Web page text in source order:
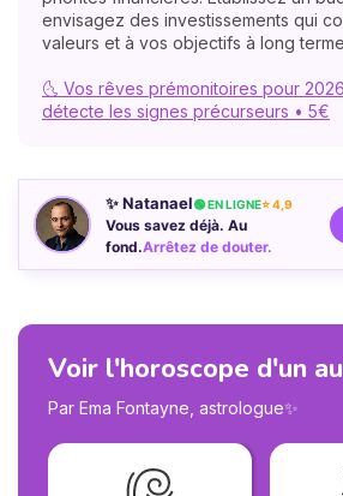
envisagez des investissements qui
valeurs et à vos objectifs à long
🌜 Vos rêves prémonitoires pour
détecte les signes précurseurs • 5€
✨ Natanael🟢 EN LIGNE⭐ 4,9
Vous savez déjà. Au
fond.Arrêtez de douter.
Voir l'horoscope d'un
Par Ema Fontayne, astrologue✨